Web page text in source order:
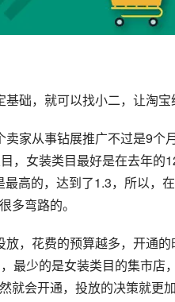
，就可以找小二，让淘宝
从事钻展推广不过是9个
，女装类目最好是在去年的
高的，达到了1.3，所以，
多弯路的。
，花费的预算越多，开通的
最少的是女装类目的集市店
就会开通，投放的决策就更